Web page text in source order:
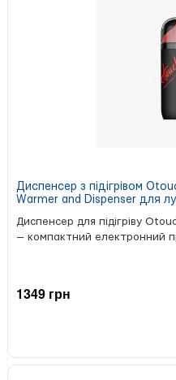
Диспенсер з підігрівом
Warmer and Dispenser для
Диспенсер для підігріву
— компактний електронний
1349 грн